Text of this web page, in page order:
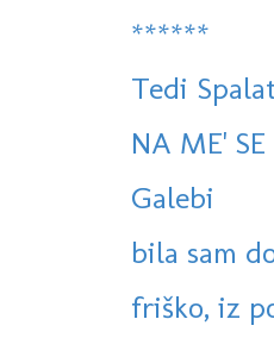
******
Tedi
NA ME'
Galebi
bila sam
friško, iz